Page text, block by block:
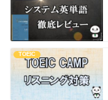
TOEIC